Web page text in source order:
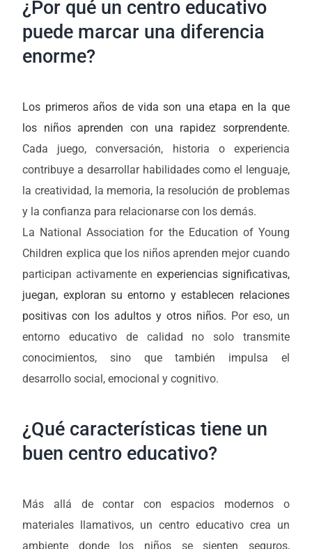
¿Por qué un centro educativo
puede marcar una diferencia
enorme?
Los primeros años de vida son una etapa en la que
los niños aprenden con una rapidez sorprendente.
Cada juego, conversación, historia o experiencia
contribuye a desarrollar habilidades como el lenguaje,
la creatividad, la memoria, la resolución de problemas
y la confianza para relacionarse con los demás.
La National Association for the Education of Young
Children explica que los niños aprenden mejor cuando
participan activamente en experiencias significativas,
juegan, exploran su entorno y establecen relaciones
positivas con los adultos y otros niños. Por eso, un
entorno educativo de calidad no solo transmite
conocimientos, sino que también impulsa el
desarrollo social, emocional y cognitivo.
¿Qué características tiene un
buen centro educativo?
Más allá de contar con espacios modernos o
materiales llamativos, un centro educativo crea un
ambiente donde los niños se sienten seguros,